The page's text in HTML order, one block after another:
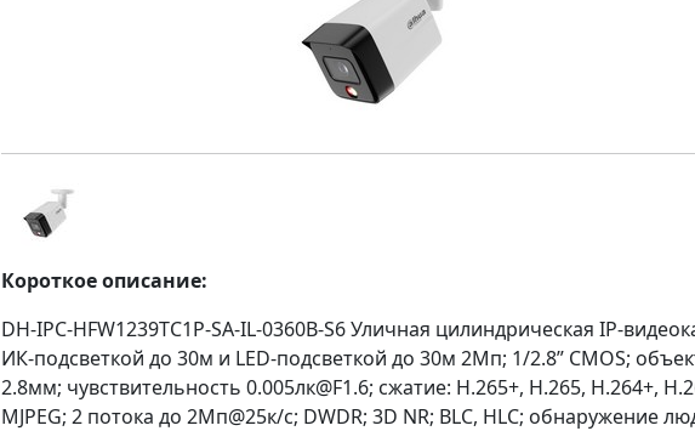
Короткое описание:
DH-IPC-HFW1239TC1P-SA-IL-0360B-S6 Уличная цилиндрическая IP-
ИК-подсветкой до 30м и LED-подсветкой до 30м 2Мп; 1/2.8” CMOS;
2.8мм; чувствительность 0.005лк@F1.6; сжатие: H.265+, H.265, H.264+,
MJPEG; 2 потока до 2Мп@25к/с; DWDR; 3D NR; BLC, HLC; обнаружение